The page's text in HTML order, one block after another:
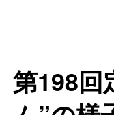
第198回